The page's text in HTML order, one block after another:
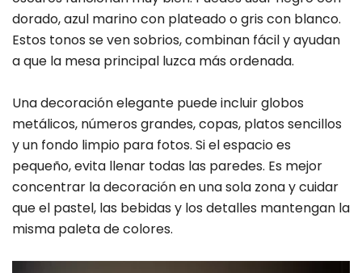
dorado, azul marino con plateado o gris con blanco.
Estos tonos se ven sobrios, combinan fácil y ayudan
a que la mesa principal luzca más ordenada.
Una decoración elegante puede incluir globos
metálicos, números grandes, copas, platos sencillos
y un fondo limpio para fotos. Si el espacio es
pequeño, evita llenar todas las paredes. Es mejor
concentrar la decoración en una sola zona y cuidar
que el pastel, las bebidas y los detalles mantengan la
misma paleta de colores.